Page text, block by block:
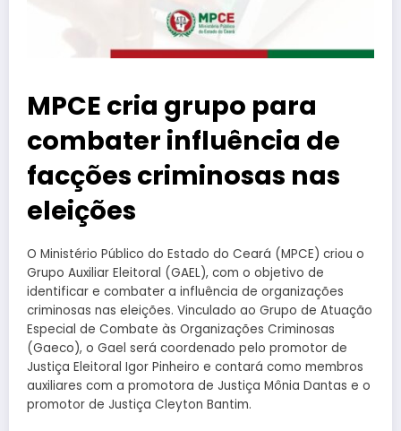
MPCE cria grupo para
combater influência de
facções criminosas nas
eleições
O Ministério Público do Estado do Ceará (MPCE) criou o
Grupo Auxiliar Eleitoral (GAEL), com o objetivo de
identificar e combater a influência de organizações
criminosas nas eleições. Vinculado ao Grupo de Atuação
Especial de Combate às Organizações Criminosas
(Gaeco), o Gael será coordenado pelo promotor de
Justiça Eleitoral Igor Pinheiro e contará como membros
auxiliares com a promotora de Justiça Mônia Dantas e o
promotor de Justiça Cleyton Bantim.